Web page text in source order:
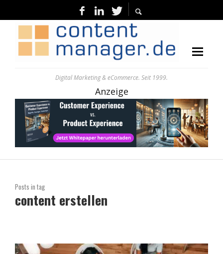
Digital Marketing & eCommerce. Seit 1999.
Anzeige
Posts in tag
content erstellen